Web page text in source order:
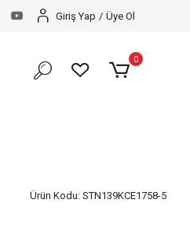
Size Özel İndirimler
Giriş Yap / Üye Ol
0
Ürün Kodu: STN139KCE1758-5